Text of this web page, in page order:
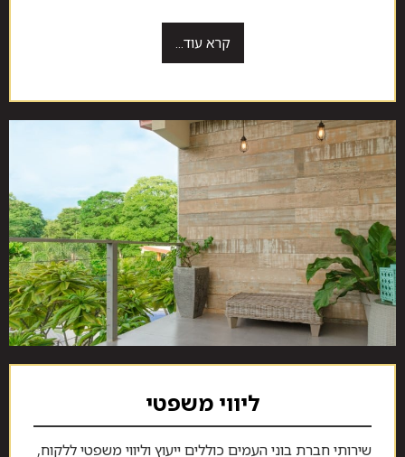
קרא עוד...
ליווי משפטי
שירותי חברת בוני העמים כוללים ייעוץ וליווי משפטי ללקוח,